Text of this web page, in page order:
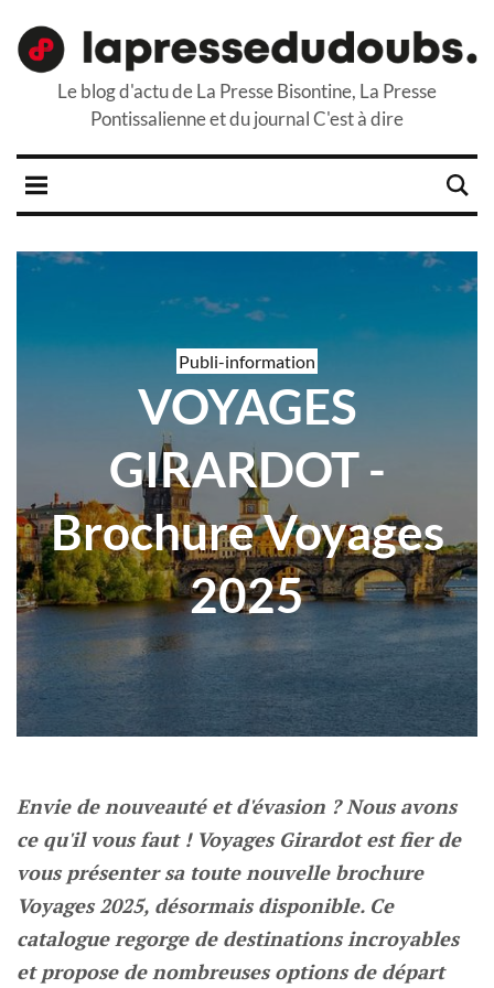
Le blog d'actu de La Presse Bisontine, La Presse
Pontissalienne et du journal C'est à dire
Publi-information
VOYAGES
GIRARDOT -
Brochure Voyages
2025
Envie de nouveauté et d'évasion ? Nous avons
ce qu'il vous faut ! Voyages Girardot est fier de
vous présenter sa toute nouvelle brochure
Voyages 2025, désormais disponible. Ce
catalogue regorge de destinations incroyables
et propose de nombreuses options de départ